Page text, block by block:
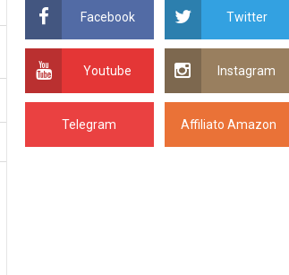
Facebook Twitter
Youtube Instagram
Telegram Affiliato Amazon